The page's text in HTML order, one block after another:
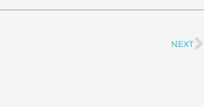
NEXT